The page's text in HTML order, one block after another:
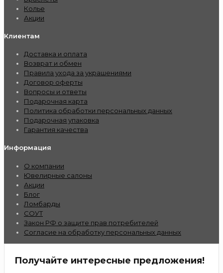
Колье
Акции
Клиентам
Доставка и оплата
Возврат и обмен
Правила ухода за украшениями
Договор оферты
Вопросы и ответы
Подарочная карта
Политика обработки персональных данных
Подарочная упаковка
Гарантия качества
Информация
О компании
Ювелирные салоны
Акции
Блог
Ломбарды
СОУТ
Закон РФ о защите прав потребителей
Согласие на обработку персональных данных
Получайте интересные предложения!